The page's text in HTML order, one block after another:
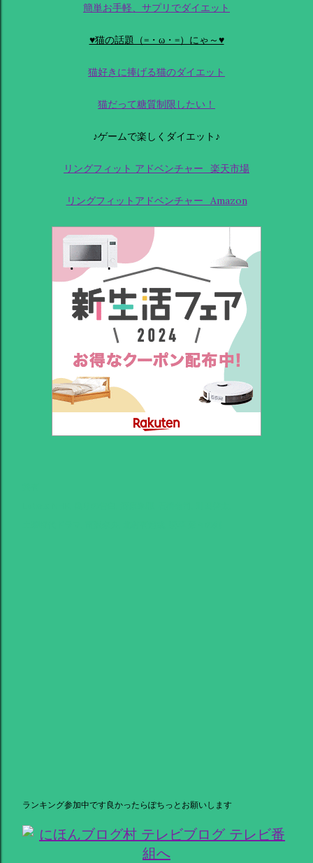
簡単お手軽、サプリでダイエット
♥猫の話題（=・ω・=）にゃ～♥
猫好きに捧げる猫のダイエット
猫だって糖質制限したい！
♪ゲームで楽しくダイエット♪
リングフィット アドベンチャー_楽天市場
リングフィットアドベンチャー_Amazon
ランキング参加中です良かったらぽちっとお願いします